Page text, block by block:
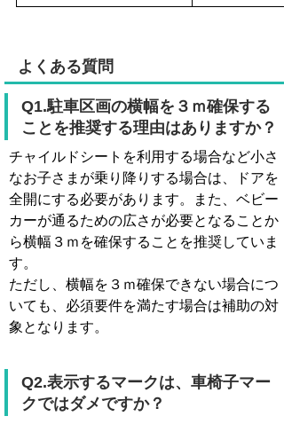
よくある質問
Q1.駐車区画の横幅を３ｍ確保する
ことを推奨する理由はありますか？
チャイルドシートを利用する場合など小さ
なお子さまが乗り降りする場合は、ドアを
全開にする必要があります。また、ベビー
カーが通るための広さが必要となることか
ら横幅３ｍを確保することを推奨していま
す。
ただし、横幅を３ｍ確保できない場合につ
いても、必須要件を満たす場合は補助の対
象となります。
Q2.表示するマークは、車椅子マー
クではダメですか？